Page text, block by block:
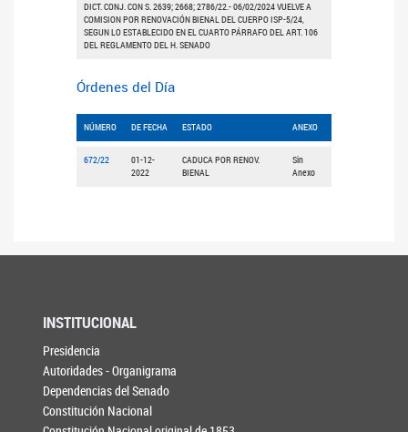
DICT. CONJ. CON S. 2639; 2668; 2786/22.- 06/02/2024 VUELVE A
COMISION POR RENOVACIÓN BIENAL DEL CUERPO ISP-5/24,
SEGUN LO ESTABLECIDO EN EL CUARTO PÁRRAFO DEL ART. 106
DEL REGLAMENTO DEL H. SENADO
Órdenes del Día
NÚMERO DE FECHA ESTADO ANEXO
672/22
01-12-
2022
CADUCA POR RENOV.
BIENAL
Sin
Anexo
INSTITUCIONAL
Presidencia
Autoridades - Organigrama
Dependencias del Senado
Constitución Nacional